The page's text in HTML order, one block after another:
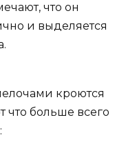
что он
и выделяется
кроются
что больше всего